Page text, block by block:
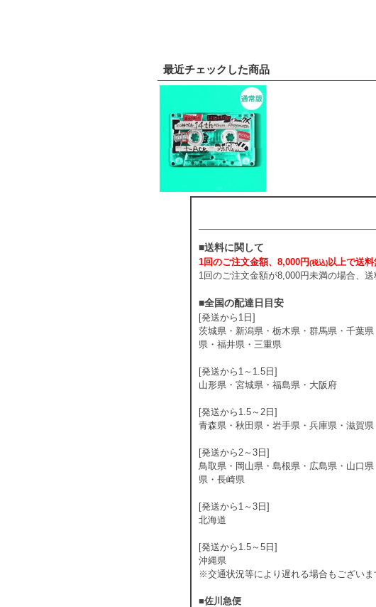
最近チェックした商品
■送料に関して
1回のご注文金額、8,000円(税込)以上で送料
1回のご注文金額が8,000円未満の場合、送
■全国の配達日目安
[発送から1日]
茨城県・新潟県・栃木県・群馬県・千葉
県・福井県・三重県
[発送から1～1.5日]
山形県・宮城県・福島県・大阪府
[発送から1.5～2日]
青森県・秋田県・岩手県・兵庫県・滋賀
[発送から2～3日]
鳥取県・岡山県・島根県・広島県・山口
県・長崎県
[発送から1～3日]
北海道
[発送から1.5～5日]
沖縄県
※交通状況等により遅れる場合もございま
■佐川急便